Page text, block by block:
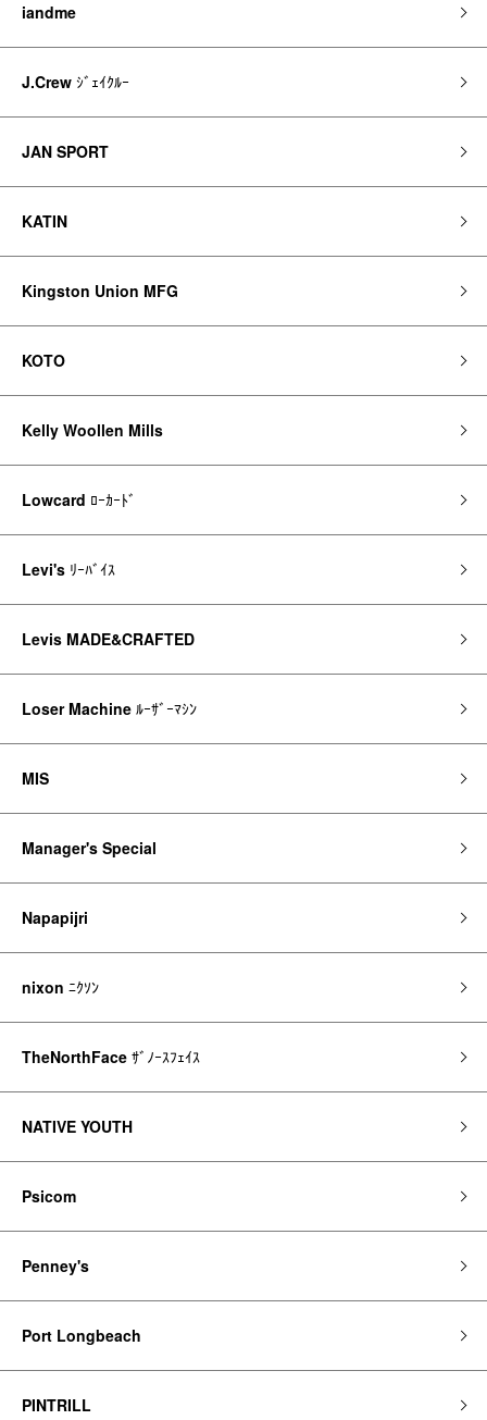
iandme
J.Crew ｼﾞｪｲｸﾙｰ
JAN SPORT
KATIN
Kingston Union MFG
KOTO
Kelly Woollen Mills
Lowcard ﾛｰｶｰﾄﾞ
Levi's ﾘｰﾊﾞｲｽ
Levis MADE&CRAFTED
Loser Machine ﾙｰｻﾞｰﾏｼﾝ
MIS
Manager's Special
Napapijri
nixon ﾆｸｿﾝ
TheNorthFace ｻﾞﾉｰｽﾌｪｲｽ
NATIVE YOUTH
Psicom
Penney's
Port Longbeach
PINTRILL